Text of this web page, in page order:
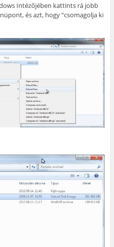
Intézőjében kattints rá jobb
és azt, hogy “csomagolja ki